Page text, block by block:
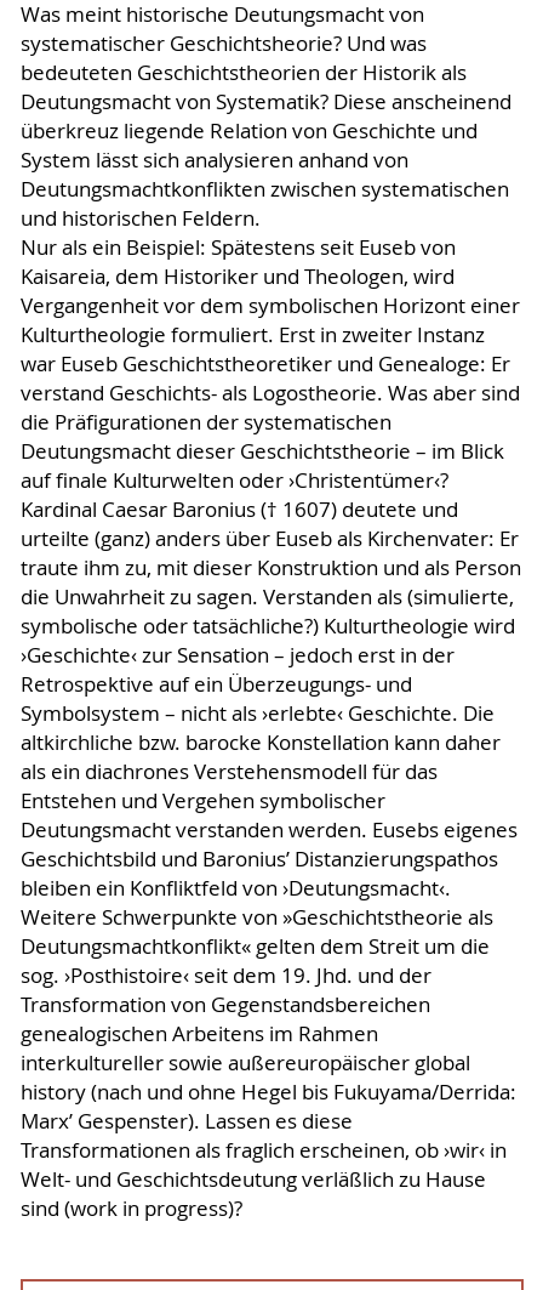
Was meint historische Deutungsmacht von
systematischer Geschichtsheorie? Und was
bedeuteten Geschichtstheorien der Historik als
Deutungsmacht von Systematik? Diese anscheinend
überkreuz liegende Relation von Geschichte und
System lässt sich analysieren anhand von
Deutungsmachtkonflikten zwischen systematischen
und historischen Feldern.
Nur als ein Beispiel: Spätestens seit Euseb von
Kaisareia, dem Historiker und Theologen, wird
Vergangenheit vor dem symbolischen Horizont einer
Kulturtheologie formuliert. Erst in zweiter Instanz
war Euseb Geschichtstheoretiker und Genealoge: Er
verstand Geschichts- als Logostheorie. Was aber sind
die Präfigurationen der systematischen
Deutungsmacht dieser Geschichtstheorie – im Blick
auf finale Kulturwelten oder ›Christentümer‹?
Kardinal Caesar Baronius († 1607) deutete und
urteilte (ganz) anders über Euseb als Kirchenvater: Er
traute ihm zu, mit dieser Konstruktion und als Person
die Unwahrheit zu sagen. Verstanden als (simulierte,
symbolische oder tatsächliche?) Kulturtheologie wird
›Geschichte‹ zur Sensation – jedoch erst in der
Retrospektive auf ein Überzeugungs- und
Symbolsystem – nicht als ›erlebte‹ Geschichte. Die
altkirchliche bzw. barocke Konstellation kann daher
als ein diachrones Verstehensmodell für das
Entstehen und Vergehen symbolischer
Deutungsmacht verstanden werden. Eusebs eigenes
Geschichtsbild und Baronius’ Distanzierungspathos
bleiben ein Konfliktfeld von ›Deutungsmacht‹.
Weitere Schwerpunkte von »Geschichtstheorie als
Deutungsmachtkonflikt« gelten dem Streit um die
sog. ›Posthistoire‹ seit dem 19. Jhd. und der
Transformation von Gegenstandsbereichen
genealogischen Arbeitens im Rahmen
interkultureller sowie außereuropäischer global
history (nach und ohne Hegel bis Fukuyama/Derrida:
Marx’ Gespenster). Lassen es diese
Transformationen als fraglich erscheinen, ob ›wir‹ in
Welt- und Geschichtsdeutung verläßlich zu Hause
sind (work in progress)?